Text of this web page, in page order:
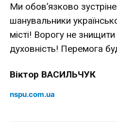
Ми обов’язково
шанувальники
місті! Ворогу не
духовність! Перемога
Віктор ВАСИЛЬЧУК
nspu.com.ua